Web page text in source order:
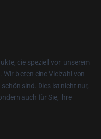
die speziell von unserem
bieten eine Vielzahl von
sind. Dies ist nicht nur,
auch für Sie, Ihre